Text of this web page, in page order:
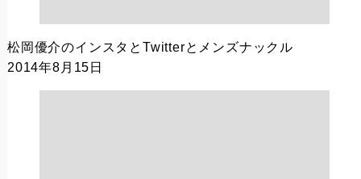
松岡優介のインスタとTwitterとメンズナックル
2014年8月15日